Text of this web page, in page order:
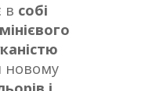
в собі
новому